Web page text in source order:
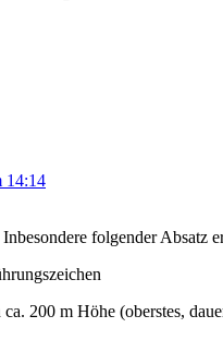
14:14
Inbesondere folgender
200 m Höhe (oberstes,